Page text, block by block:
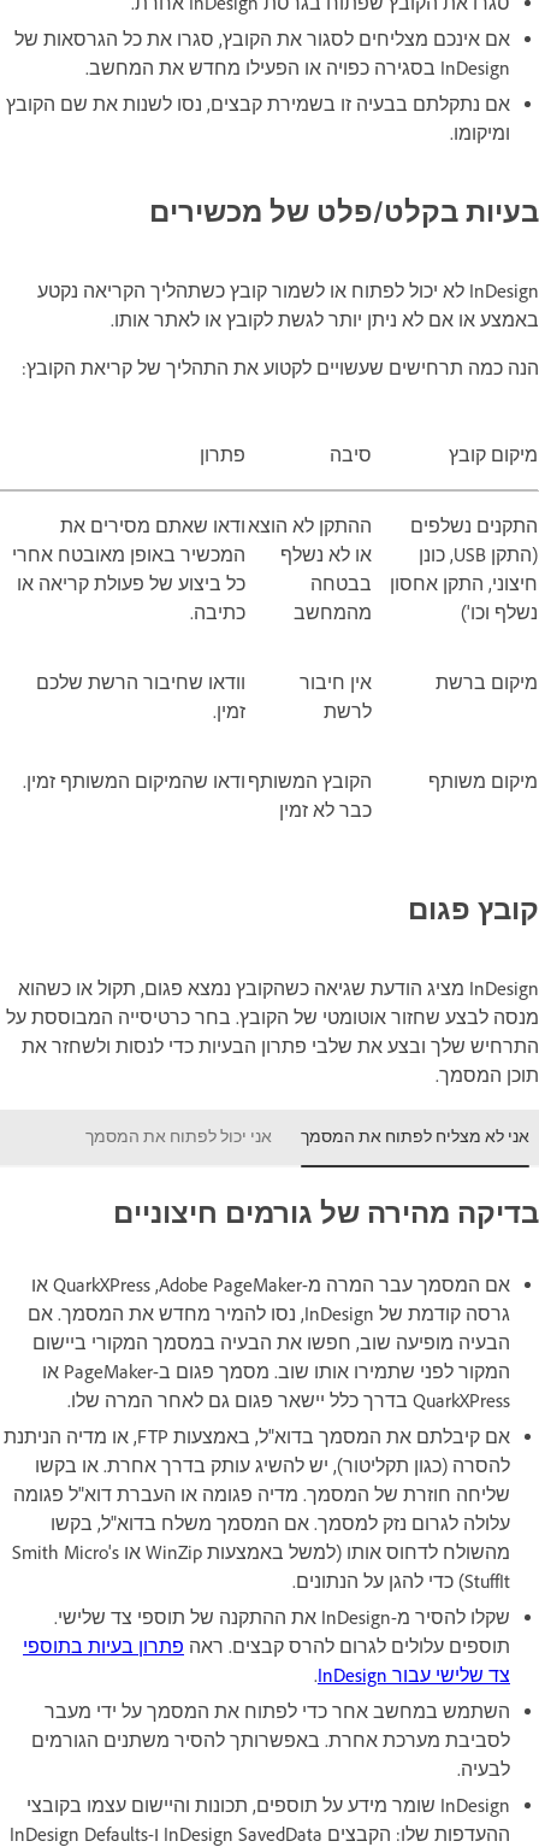
אם אינכם מצליחים לסגור את הקובץ, סגרו את כל הגרסאות של
InDesign בסגירה כפויה או הפעילו מחדש את המחשב.
אם נתקלתם בבעיה זו בשמירת קבצים, נסו לשנות את שם הקובץ
ומיקומו.
בעיות בקלט/פלט של מכשירים
InDesign לא יכול לפתוח או לשמור קובץ כשתהליך הקריאה נקטע
באמצע או אם לא ניתן יותר לגשת לקובץ או לאתר אותו.
הנה כמה תרחישים שעשויים לקטוע את התהליך של קריאת הקובץ:
מיקום קובץ סיבה פתרון
התקנים נשלפים
(התקן USB, כונן
חיצוני, התקן אחסון
נשלף וכו')
ההתקן לא הוצא
או לא נשלף
בבטחה
מהמחשב
ודאו שאתם מסירים את
המכשיר באופן מאובטח אחרי
כל ביצוע של פעולת קריאה או
כתיבה.
מיקום ברשת
אין חיבור
לרשת
וודאו שחיבור הרשת שלכם
זמין.
מיקום משותף
הקובץ המשותף
כבר לא זמין
ודאו שהמיקום המשותף זמין.
קובץ פגום
InDesign מציג הודעת שגיאה כשהקובץ נמצא פגום, תקול או כשהוא
מנסה לבצע שחזור אוטומטי של הקובץ. בחר כרטיסייה המבוססת על
התרחיש שלך ובצע את שלבי פתרון הבעיות כדי לנסות ולשחזר את
תוכן המסמך.
אני לא מצליח לפתוח את המסמך אני יכול לפתוח את המסמך
בדיקה מהירה של גורמים חיצוניים
אם המסמך עבר המרה מ-Adobe PageMaker,‏ QuarkXPress או
גרסה קודמת של InDesign, נסו להמיר מחדש את המסמך. אם
הבעיה מופיעה שוב, חפשו את הבעיה במסמך המקורי ביישום
המקור לפני שתמירו אותו שוב. מסמך פגום ב-PageMaker או
QuarkXPress בדרך כלל יישאר פגום גם לאחר המרה שלו.
אם קיבלתם את המסמך בדוא"ל, באמצעות FTP, או מדיה הניתנת
להסרה (כגון תקליטור), יש להשיג עותק בדרך אחרת. או בקשו
שליחה חוזרת של המסמך. מדיה פגומה או העברת דוא"ל פגומה
עלולה לגרום נזק למסמך. אם המסמך משלח בדוא"ל, בקשו
מהשולח לדחוס אותו (למשל באמצעות WinZip או Smith Micro's
StuffIt) כדי להגן על הנתונים.
שקלו להסיר מ-InDesign את ההתקנה של תוספי צד שלישי.
תוספים עלולים לגרום להרס קבצים. ראה פתרון בעיות בתוספי
צד שלישי עבור InDesign‏
.
השתמש במחשב אחר כדי לפתוח את המסמך על ידי מעבר
לסביבת מערכת אחרת. באפשרותך להסיר משתנים הגורמים
לבעיה.
InDesign שומר מידע על תוספים, תכונות והיישום עצמו בקובצי
ההעדפות שלו: הקבצים InDesign SavedData ו-InDesign Defaults